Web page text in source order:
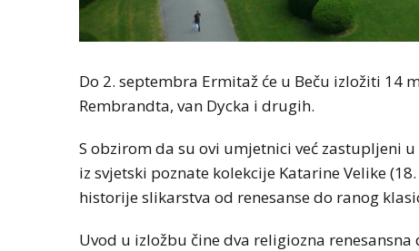
Do 2. septembra Ermitaž će u Beču izložiti
Rembrandta, van Dycka i drugih.
S obzirom da su ovi umjetnici već zastupljeni
iz svjetski poznate kolekcije Katarine Velike
historije slikarstva od renesanse do ranog
Uvod u izložbu čine dva religiozna